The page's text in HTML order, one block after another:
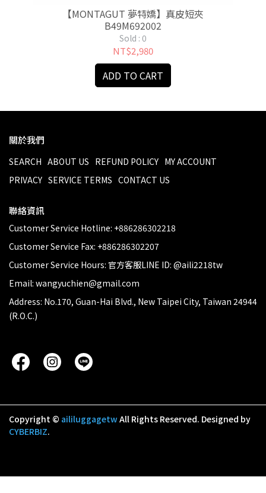
【MONTAGUT 夢特嬌】真皮短夾
B49M692002
Sold : 0
NT$2,980
ADD TO CART
關於我們
SEARCH ABOUT US REFUND POLICY MY ACCOUNT
PRIVACY SERVICE TERMS CONTACT US
聯絡資訊
Customer Service Hotline: +886286302218
Customer Service Fax: +886286302207
Customer Service Hours: 官方客服LINE ID: @aili2218tw
Email: wangyuchien@gmail.com
Address: No.170, Guan-Hai Blvd., New Taipei City, Taiwan 24944
(R.O.C.)
Copyright © aililuggagetwAll Rights Reserved. Designed by
CYBERBIZ.